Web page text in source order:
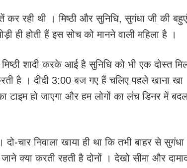
रही थी । मिष्ठी और सुनिधि, सुगंधा जी की बहुएं
होती हैं इस सोच को मानने वाली महिला है ।
शादी करके आई है सुनिधि को भी एक दोस्त
है । दीदी 3:00 बज गए हैं चलिए पहले खाना खा
हो जाएगा और हम लोगों का लंच डिनर में
चार निवाला खाया ही था कि तभी बाहर से सुगंधा
क्या करती रहती है दोनों । देखो सीमा और